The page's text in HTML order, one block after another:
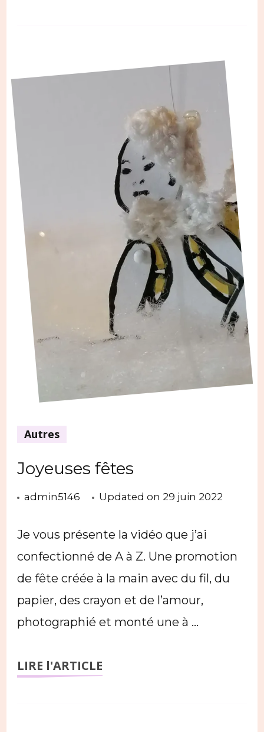
Autres
Joyeuses fêtes
admin5146 Updated on 29 juin 2022
Je vous présente la vidéo que j’ai
confectionné de A à Z. Une promotion
de fête créée à la main avec du fil, du
papier, des crayon et de l’amour,
photographié et monté une à …
LIRE l'ARTICLE